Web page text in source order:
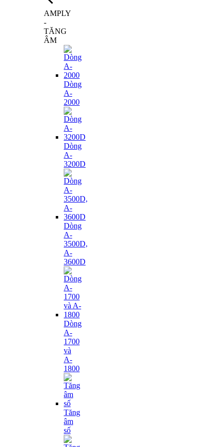
AMPLY
-
TĂNG
ÂM
Dòng
A-
2000
Dòng
A-
3200D
Dòng
A-
3500D,
A-
3600D
Dòng
A-
1700
và
A-
1800
Tăng
âm
số